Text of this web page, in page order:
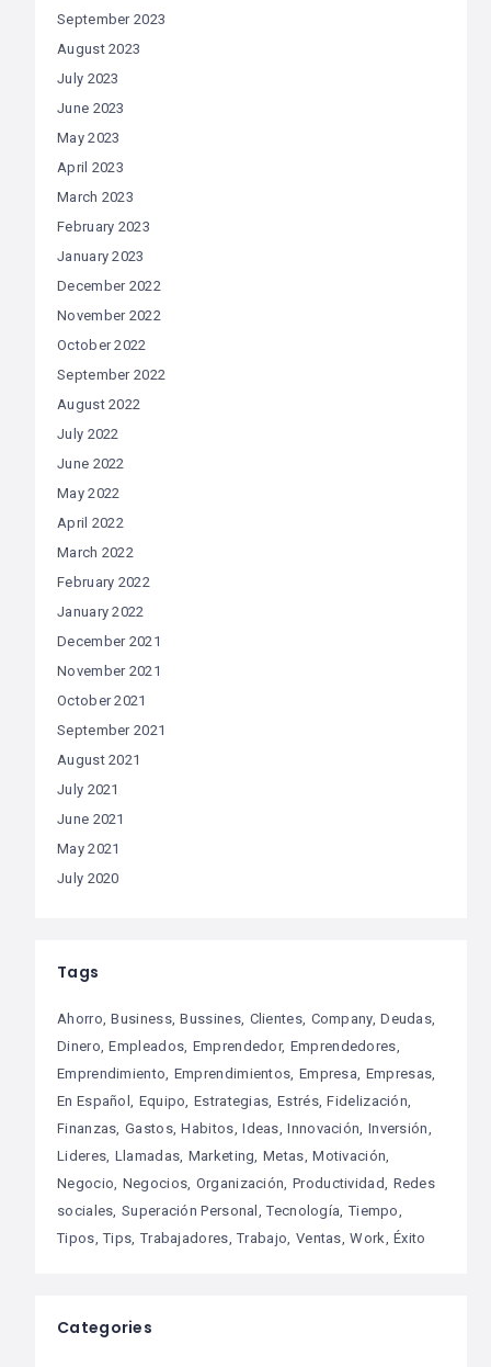
September 2023
August 2023
July 2023
June 2023
May 2023
April 2023
March 2023
February 2023
January 2023
December 2022
November 2022
October 2022
September 2022
August 2022
July 2022
June 2022
May 2022
April 2022
March 2022
February 2022
January 2022
December 2021
November 2021
October 2021
September 2021
August 2021
July 2021
June 2021
May 2021
July 2020
Tags
Ahorro Business Bussines Clientes Company Deudas
Dinero Empleados Emprendedor Emprendedores
Emprendimiento Emprendimientos Empresa Empresas
En Español Equipo Estrategias Estrés Fidelización
Finanzas Gastos Habitos Ideas Innovación Inversión
Lideres Llamadas Marketing Metas Motivación
Negocio Negocios Organización Productividad Redes
sociales Superación Personal Tecnología Tiempo
Tipos Tips Trabajadores Trabajo Ventas Work Éxito
Categories